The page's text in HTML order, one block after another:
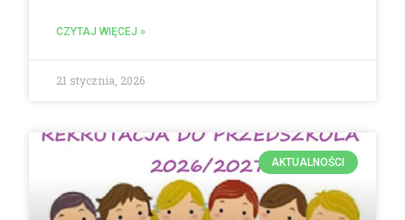
CZYTAJ WIĘCEJ »
21 stycznia, 2026
AKTUALNOŚCI